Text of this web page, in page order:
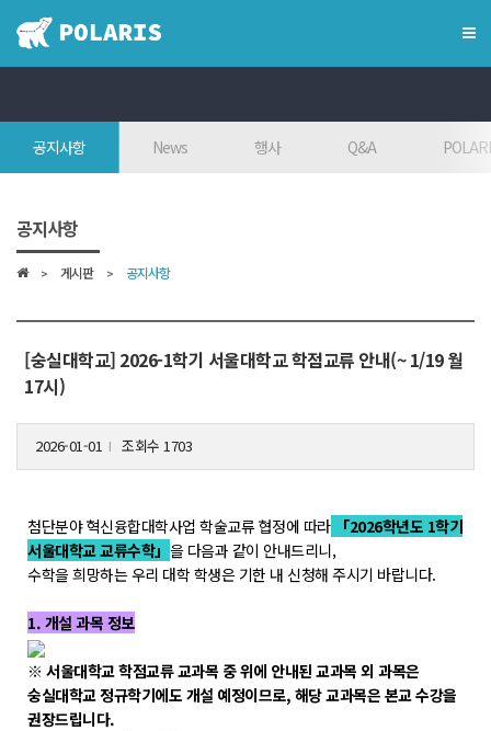
인재상
참여대학/조직도
학위학사 안내
개설교과목
학사일정
성과확산센터
소개
공지사항 News 행사 Q&A
공지사항
게시판 공지사항
[숭실대학교] 2026-1학기 서울대학교 학점교류 안내(~ 1/19 월
17시)
2026-01-01 조회수 1703
첨단분야 혁신융합대학사업 학술교류 협정에 따라
「2026학년도 1학기
서울대학교 교류수학」 을 다음과 같이 안내드리니,
수학을 희망하는 우리 대학 학생은 기한 내 신청해 주시기 바랍니다.
1. 개설 과목 정보
※ 서울대학교 학점교류 교과목 중 위에 안내된 교과목 외 과목은
숭실대학교 정규학기에도 개설 예정이므로, 해당 교과목은 본교 수강을
권장드립니다.